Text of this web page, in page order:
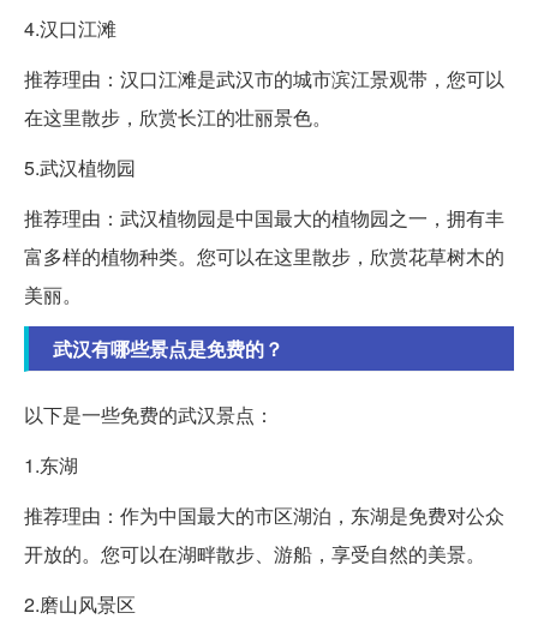
4.汉口江滩
推荐理由：汉口江滩是武汉市的城市滨江景观带，您可以
在这里散步，欣赏长江的壮丽景色。
5.武汉植物园
推荐理由：武汉植物园是中国最大的植物园之一，拥有丰
富多样的植物种类。您可以在这里散步，欣赏花草树木的
美丽。
武汉有哪些景点是免费的？
以下是一些免费的武汉景点：
1.东湖
推荐理由：作为中国最大的市区湖泊，东湖是免费对公众
开放的。您可以在湖畔散步、游船，享受自然的美景。
2.磨山风景区